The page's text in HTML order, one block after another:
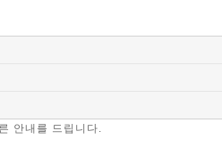
안내를 드립니다.